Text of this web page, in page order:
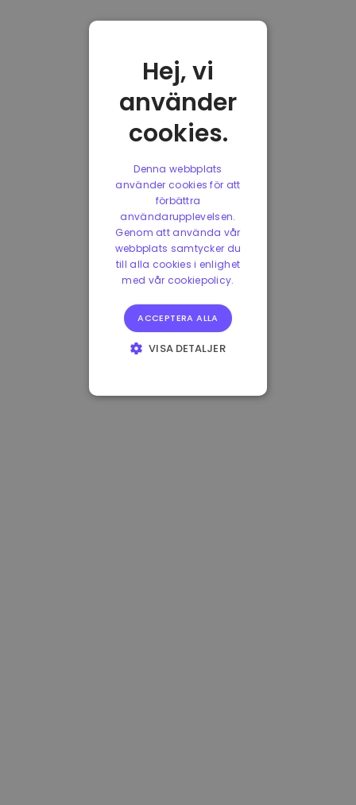
Hej, vi
använder
cookies.
Denna webbplats
använder cookies för att
förbättra
användarupplevelsen.
Genom att använda vår
webbplats samtycker du
till alla cookies i enlighet
med vår cookiepolicy.
ACCEPTERA ALLA
VISA DETALJER